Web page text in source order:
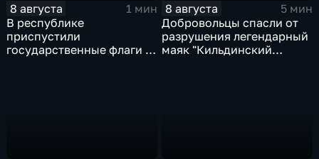
8 августа
1 мин
В республике
приспустили
государственные флаги и
8 августа
5 мин
Добровольцы спасли от
разрушения легендарный
маяк "Кильдинский